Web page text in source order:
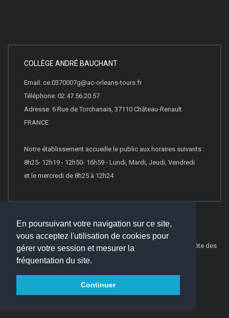
En poursuivant votre navigation sur ce site,
vous acceptez l'utilisation de cookies pour
gérer votre session et mesurer la
fréquentation du site.
Continuer
COLLÈGE ANDRÉ BAUCHANT
Email: ce.0370007g@ac-orleans-tours.fr
Téléphone: 02.47.56.20.57
Adresse: 6 Rue de Torchanais, 37110 Château-Renault
FRANCE
Notre établissement accueille le public aux horaires suivants :
8h25- 12h19 - 12h50- 16h59 - Lundi, Mardi, Jeudi, Vendredi
et le mercredi de 8h25 à 12h24
© 2026 Websco Innovations -Mentions Légales
Liste Complète des